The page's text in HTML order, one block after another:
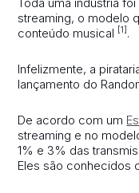
streaming, o modelo
conteúdo musical [1] .
Infelizmente, a
lançamento do
De acordo com um
streaming e no
1% e 3% das
Eles são conhecidos